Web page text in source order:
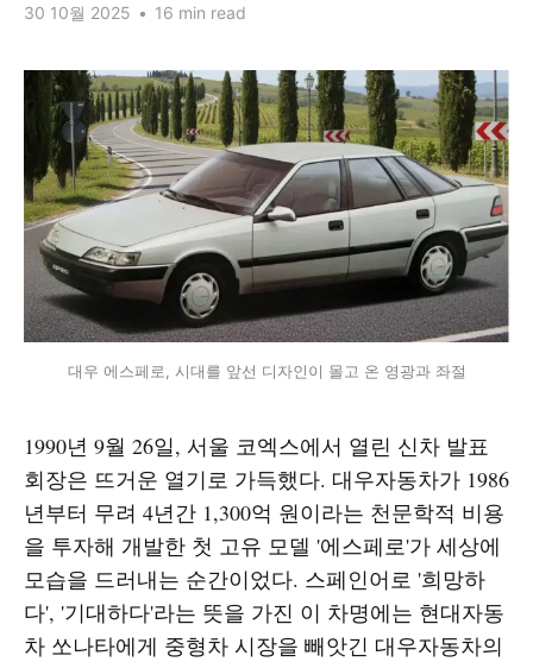
30 10월 2025 • 16 min read
대우 에스페로, 시대를 앞선 디자인이 몰고 온 영광과 좌절
1990년 9월 26일, 서울 코엑스에서 열린 신차 발표
회장은 뜨거운 열기로 가득했다. 대우자동차가 1986
년부터 무려 4년간 1,300억 원이라는 천문학적 비용
을 투자해 개발한 첫 고유 모델 '에스페로'가 세상에
모습을 드러내는 순간이었다. 스페인어로 '희망하
다', '기대하다'라는 뜻을 가진 이 차명에는 현대자동
차 쏘나타에게 중형차 시장을 빼앗긴 대우자동차의